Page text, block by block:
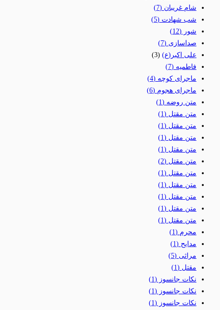
شام غریبان (7)
شب شهادت (5)
شور (12)
صداسازی (7)
علی اکبر(ع) (3)
فاطمیه (7)
ماجرای کوچه (4)
ماجرای هجوم (6)
متن روضه (1)
متن مقتل (1)
متن مقتل (1)
متن مقتل (1)
متن مقتل (1)
متن مقتل (2)
متن مقتل (1)
متن مقتل (1)
متن مقتل (1)
متن مقتل (1)
متن مقتل (1)
محرم (1)
مدایح (1)
مراثی (5)
مقتل (1)
نکات جانسوز (1)
نکات جانسوز (1)
نکات جانسوز (1)